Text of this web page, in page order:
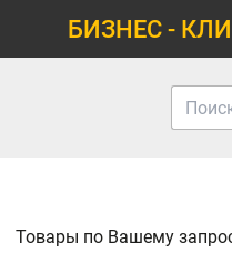
БИЗНЕС -
Товары по Вашему